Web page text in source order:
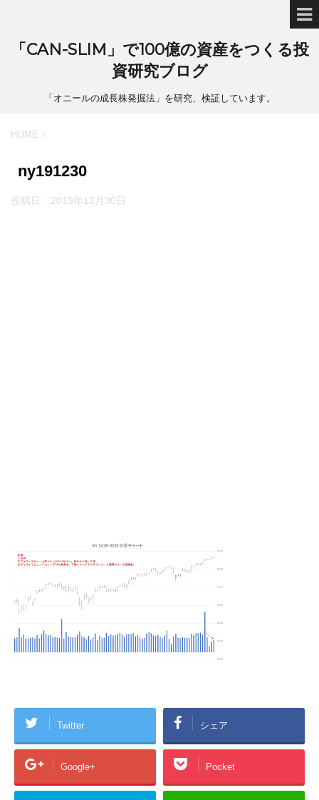
「CAN-SLIM」で100億の資産をつくる投
資研究ブログ
「オニールの成長株発掘法」を研究、検証しています。
HOME >
ny191230
投稿日： 2019年12月30日
Twitter シェア
Google+ Pocket